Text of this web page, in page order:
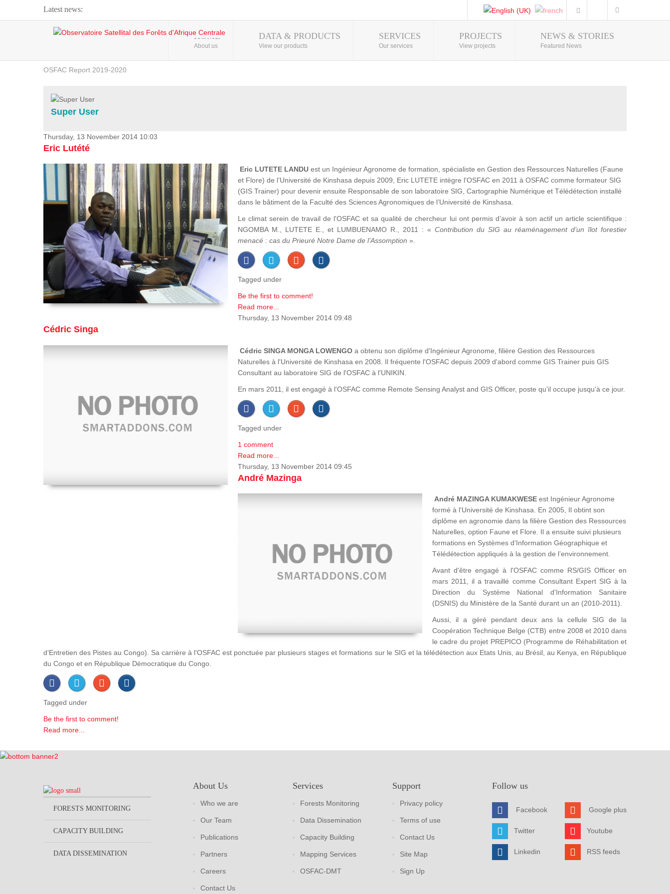
Latest news:
Webinar about Large Scale Monitoring and Land ...
OSFAC Video - Addressing climate change from the ...
OSFAC Report 2019-2020
Flooding and Erosion in Kinshasa - Open Cities ...
Photo Gallery
HOME
About us
DATA & PRODUCTS
View our products
SERVICES
Our services
PROJECTS
View projects
NEWS & STORIES
Featured News
Super User
Thursday, 13 November 2014 10:03
Eric Lutété
Eric LUTETE LANDU est un Ingénieur Agronome de formation, spécialiste en Gestion des Ressources Naturelles (Faune
et Flore) de l’Université de Kinshasa depuis 2009, Eric LUTETE intègre l'OSFAC en 2011 à OSFAC comme formateur SIG
(GIS Trainer) pour devenir ensuite Responsable de son laboratoire SIG, Cartographie Numérique et Télédétection installé
dans le bâtiment de la Faculté des Sciences Agronomiques de l’Université de Kinshasa.
Le climat serein de travail de l'OSFAC et sa qualité de chercheur lui ont permis d’avoir à son actif un article scientifique :
NGOMBA M., LUTETE E., et LUMBUENAMO R., 2011 : « Contribution du SIG au réaménagement d’un îlot forestier
menacé : cas du Prieuré Notre Dame de l’Assomption ».
Tagged under
Be the first to comment!
Read more...
Thursday, 13 November 2014 09:48
Cédric Singa
Cédric SINGA MONGA LOWENGO a obtenu son diplôme d'Ingénieur Agronome, filière Gestion des Ressources
Naturelles à l'Université de Kinshasa en 2008. Il fréquente l'OSFAC depuis 2009 d'abord comme GIS Trainer puis GIS
Consultant au laboratoire SIG de l'OSFAC à l'UNIKIN.
En mars 2011, il est engagé à l'OSFAC comme Remote Sensing Analyst and GIS Officer, poste qu'il occupe jusqu'à ce jour.
Tagged under
1 comment
Read more...
Thursday, 13 November 2014 09:45
André Mazinga
André MAZINGA KUMAKWESE est Ingénieur Agronome
formé à l'Université de Kinshasa. En 2005, Il obtint son
diplôme en agronomie dans la filière Gestion des Ressources
Naturelles, option Faune et Flore. Il a ensuite suivi plusieurs
formations en Systèmes d'Information Géographique et
Télédétection appliqués à la gestion de l’environnement.
Avant d'être engagé à l'OSFAC comme RS/GIS Officer en
mars 2011, il a travaillé comme Consultant Expert SIG à la
Direction du Système National d'Information Sanitaire
(DSNIS) du Ministère de la Santé durant un an (2010-2011).
Aussi, il a géré pendant deux ans la cellule SIG de la
Coopération Technique Belge (CTB) entre 2008 et 2010 dans
le cadre du projet PREPICO (Programme de Réhabilitation et
d’Entretien des Pistes au Congo). Sa carrière à l'OSFAC est ponctuée par plusieurs stages et formations sur le SIG et la télédétection aux Etats Unis, au Brésil, au Kenya, en République
du Congo et en République Démocratique du Congo.
Tagged under
Be the first to comment!
Read more...
FORESTS MONITORING
CAPACITY BUILDING
DATA DISSEMINATION
About Us
Who we are
Our Team
Publications
Partners
Careers
Contact Us
Services
Forests Monitoring
Data Dissemination
Capacity Building
Mapping Services
OSFAC-DMT
Support
Privacy policy
Terms of use
Contact Us
Site Map
Sign Up
Follow us
Facebook
Twitter
Linkedin
Google plus
Youtube
RSS feeds